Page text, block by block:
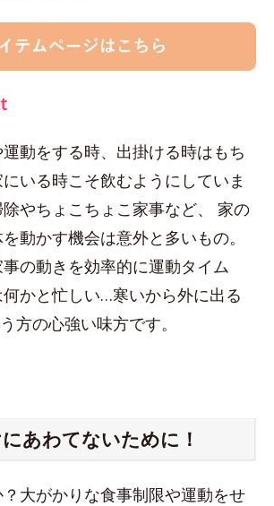
動をする時、出掛ける時はもち
いる時こそ飲むようにしていま
やちょこちょこ家事など、 家の
動かす機会は意外と多いもの。
の動きを効率的に運動タイム
かと忙しい…寒いから外に出る
方の心強い味方です。
あわてないために！
大がかりな食事制限や運動をせ